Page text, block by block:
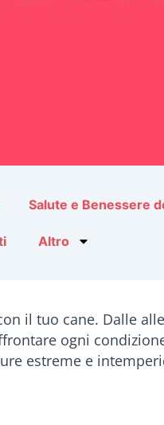
Salute e Benessere
Altro
il tuo cane. Dalle
ogni
estreme e